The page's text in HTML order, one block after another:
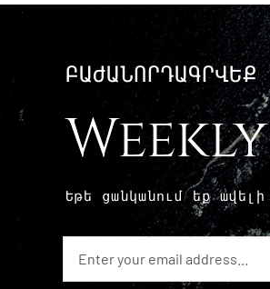
Եթե ​​ցանկանում եք